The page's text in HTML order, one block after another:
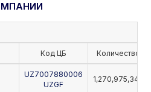
Код ЦБ Количество
UZ7007880006
UZGF
1,270,975,342